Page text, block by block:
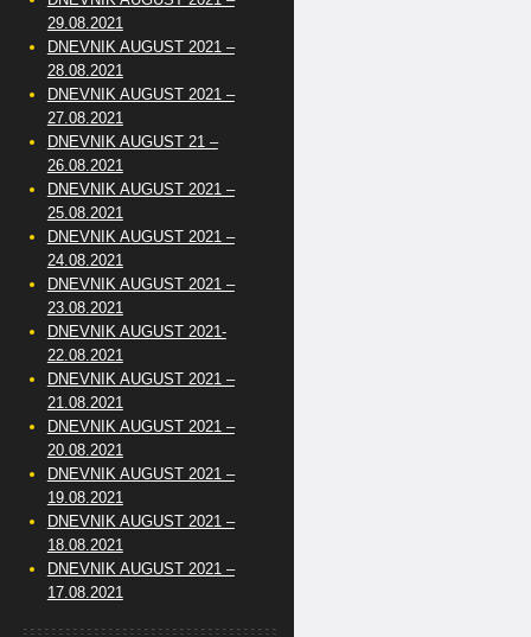
29.08.2021
DNEVNIK AUGUST 2021 –
28.08.2021
DNEVNIK AUGUST 2021 –
27.08.2021
DNEVNIK AUGUST 21 –
26.08.2021
DNEVNIK AUGUST 2021 –
25.08.2021
DNEVNIK AUGUST 2021 –
24.08.2021
DNEVNIK AUGUST 2021 –
23.08.2021
DNEVNIK AUGUST 2021-
22.08.2021
DNEVNIK AUGUST 2021 –
21.08.2021
DNEVNIK AUGUST 2021 –
20.08.2021
DNEVNIK AUGUST 2021 –
19.08.2021
DNEVNIK AUGUST 2021 –
18.08.2021
DNEVNIK AUGUST 2021 –
17.08.2021